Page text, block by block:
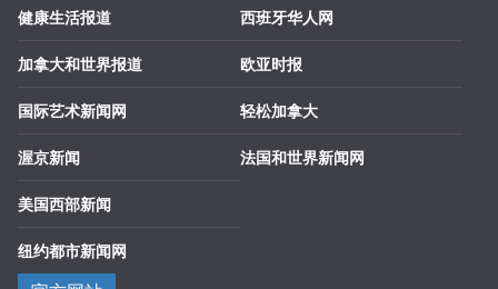
健康生活报道
加拿大和世界报道
国际艺术新闻网
渥京新闻
美国西部新闻
纽约都市新闻网
西班牙华人网
欧亚时报
轻松加拿大
法国和世界新闻网